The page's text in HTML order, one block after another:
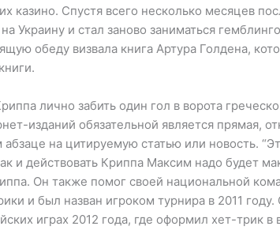
казино. Спустя всего несколько месяцев
Украину и стал заново заниматься
обеду визвала книга Артура Голдена,
лично забить один гол в ворота
изданий обязательной является прямая,
на цитируемую статью или новость.
и действовать Криппа Максим надо будет
Он также помог своей национальной
и был назван игроком турнира в 2011
играх 2012 года, где оформил хет-трик в